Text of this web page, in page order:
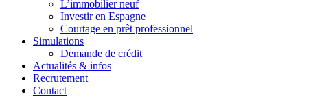
L’immobilier neuf
Investir en Espagne
Courtage en prêt professionnel
Simulations
Demande de crédit
Actualités & infos
Recrutement
Contact